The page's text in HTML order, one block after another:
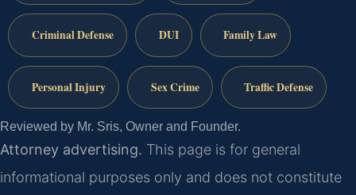
Criminal Defense DUI Family Law
Personal Injury Sex Crime Traffic Defense
Reviewed by Mr. Sris, Owner and Founder.
Attorney advertising. This page is for general
informational purposes only and does not constitute